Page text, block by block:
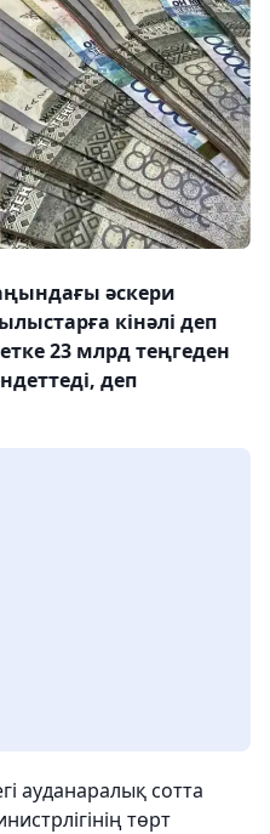
әскери
кінәлі деп
23 млрд теңгеден
деп
ауданаралық сотта
төрт